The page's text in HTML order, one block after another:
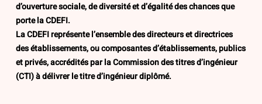
d’ouverture sociale, de diversité et d’égalité des chances que
porte la CDEFI.
La CDEFI représente l’ensemble des directeurs et directrices
des établissements, ou composantes d’établissements, publics
et privés, accrédités par la Commission des titres d’ingénieur
(CTI) à délivrer le titre d’ingénieur diplômé.